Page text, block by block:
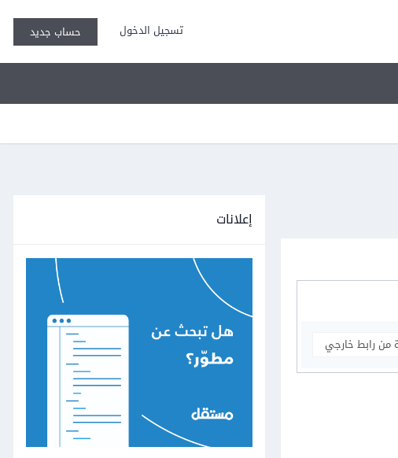
تسجيل الدخول حساب جديد
رابط خارجي
إعلانات